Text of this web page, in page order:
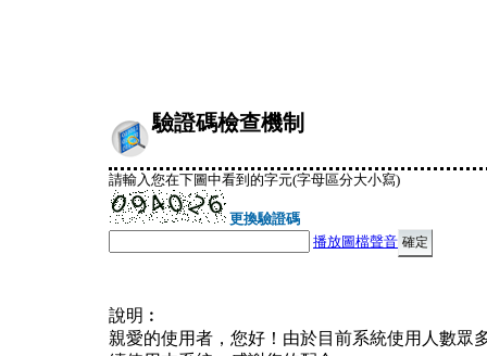
驗證碼檢查機制
請輸入您在下圖中看到的字元(字母區分大小寫)
更換驗證碼
播放圖檔聲音
說明︰
親愛的使用者，您好！由於目前系統使用人數眾